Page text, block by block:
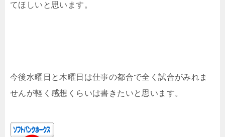
てほしいと思います。
今後水曜日と木曜日は仕事の都合で全く試合がみれま
せんが軽く感想くらいは書きたいと思います。